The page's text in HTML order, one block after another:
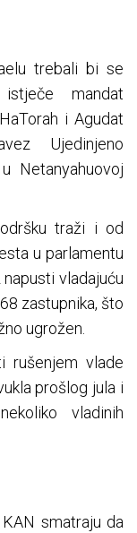
trebali bi se
mandat
i Agudat
Ujedinjeno
Netanyahuovoj
traži i od
u parlamentu
vladajuću
zastupnika, što
ugrožen.
rušenjem vlade
prošlog jula i
vladinih
smatraju da